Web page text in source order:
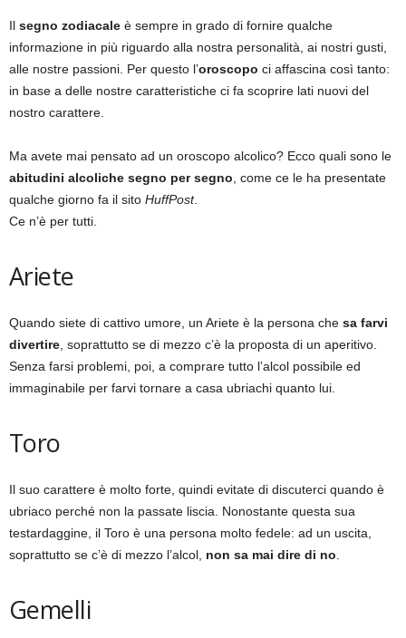
Il segno zodiacale è sempre in grado di fornire qualche
informazione in più riguardo alla nostra personalità, ai nostri gusti,
alle nostre passioni. Per questo l’oroscopo ci affascina così tanto:
in base a delle nostre caratteristiche ci fa scoprire lati nuovi del
nostro carattere.
Ma avete mai pensato ad un oroscopo alcolico? Ecco quali sono le
abitudini alcoliche segno per segno , come ce le ha presentate
qualche giorno fa il sito HuffPost.
Ce n’è per tutti.
Ariete
Quando siete di cattivo umore, un Ariete è la persona che sa farvi
divertire , soprattutto se di mezzo c’è la proposta di un aperitivo.
Senza farsi problemi, poi, a comprare tutto l’alcol possibile ed
immaginabile per farvi tornare a casa ubriachi quanto lui.
Toro
Il suo carattere è molto forte, quindi evitate di discuterci quando è
ubriaco perché non la passate liscia. Nonostante questa sua
testardaggine, il Toro è una persona molto fedele: ad un uscita,
soprattutto se c’è di mezzo l’alcol, non sa mai dire di no
Gemelli